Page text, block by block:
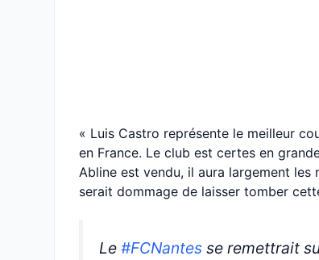
« Luis Castro représente le meilleur
en France. Le club est certes en
Abline est vendu, il aura largement
serait dommage de laisser tomber
Le #FCNantes se remettrait